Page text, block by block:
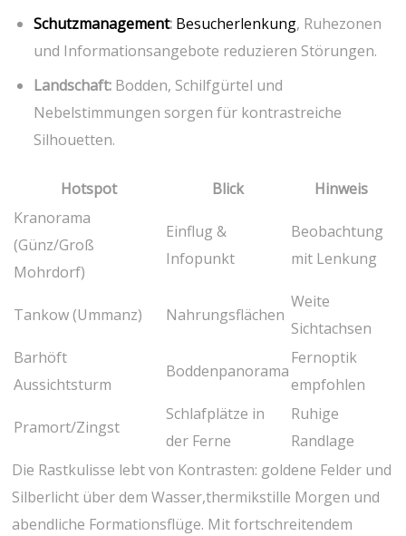
Schutzmanagement: Besucherlenkung, Ruhezonen
und Informationsangebote reduzieren Störungen.
Landschaft: Bodden, Schilfgürtel und
Nebelstimmungen sorgen für kontrastreiche
⁢Silhouetten.
Hotspot Blick
Hinweis
Kranorama
(Günz/Groß
Mohrdorf)
Einflug &
Infopunkt
Beobachtung
mit Lenkung
Tankow (Ummanz) Nahrungsflächen
Weite
Sichtachsen
Barhöft
Aussichtsturm
Boddenpanorama
Fernoptik
empfohlen
Pramort/Zingst
Schlafplätze in
der Ferne
Ruhige
Randlage
Die Rastkulisse lebt von Kontrasten: goldene Felder und
Silberlicht über dem Wasser,thermikstille Morgen ⁣und
abendliche Formationsflüge. Mit fortschreitendem